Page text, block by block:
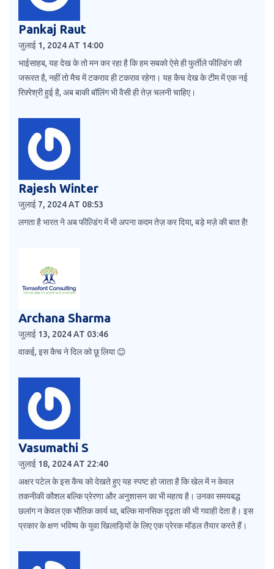
Pankaj Raut
जुलाई 1, 2024 AT 14:00
भाईसाहब, यह देख के तो मन कर रहा है कि हम सबको ऐसे ही फुर्तीले फील्डिंग की
जरूरत है, नहीं तो मैच में टकराव ही टकराव रहेगा। यह कैच देख के टीम में एक नई
रिफ़्रेश्री हुई है, अब बाकी बॉलिंग भी वैसी ही तेज़ चलनी चाहिए।
Rajesh Winter
जुलाई 7, 2024 AT 08:53
लगता है भारत ने अब फील्डिंग में भी अपना कदम तेज़ कर दिया, बड़े मज़े की बात है!
Archana Sharma
जुलाई 13, 2024 AT 03:46
वाकई, इस कैच ने दिल को छू लिया 😊
Vasumathi S
जुलाई 18, 2024 AT 22:40
अक्षर पटेल के इस कैच को देखते हुए यह स्पष्ट हो जाता है कि खेल में न केवल
तकनीकी कौशल बल्कि प्रेरणा और अनुशासन का भी महत्व है। उनका समयबद्ध
छलांग न केवल एक भौतिक कार्य था, बल्कि मानसिक दृढ़ता की भी गवाही देता है। इस
प्रकार के क्षण भविष्य के युवा खिलाड़ियों के लिए एक प्रेरक मॉडल तैयार करते हैं।